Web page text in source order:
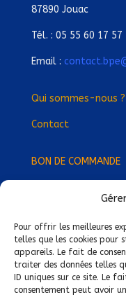
Pour offrir les meilleures
telles que les cookies pour
appareils. Le fait de
traiter des données telles
ID uniques sur ce site. Le
consentement peut avoir
87890 Jouac
Tél. : 05 55 60 17 57
Email :
Qui sommes-nous ?
Contact
BON DE COMMANDE
Devenez Délégué·e
Trouvez-nous près
Mentions légales
Conditions